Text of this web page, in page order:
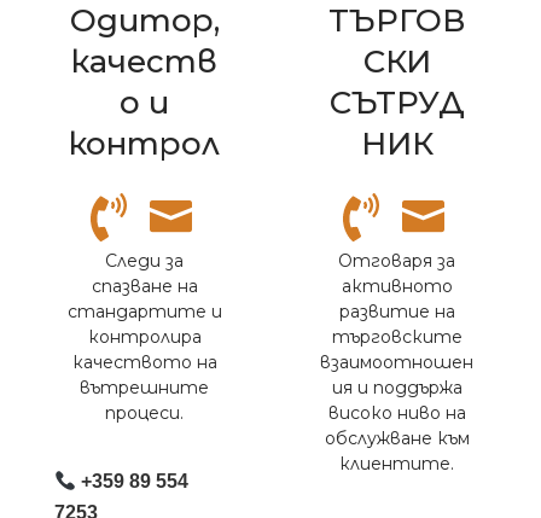
Одитор,
качеств
о и
контрол
Следи за
спазване на
стандартите и
контролира
качеството на
вътрешните
процеси.
+359 89 554
7253
ТЪРГОВ
СКИ
СЪТРУД
НИК
Отговаря за
активното
развитие на
търговските
взаимоотношен
ия и поддържа
високо ниво на
обслужване към
клиентите.